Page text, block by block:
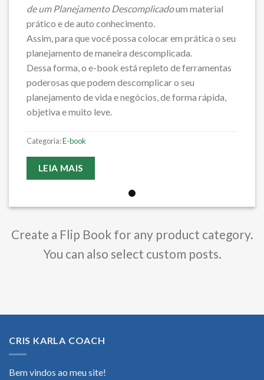
de um Planejamento Descomplicadoum material
prático e de auto conhecimento.
Assim, para que você possa colocar em prática o seu
planejamento de maneira descomplicada.
Dessa forma, o e-book está repleto de ferramentas
poderosas que podem descomplicar o seu
planejamento de vida e negócios, de forma rápida,
objetiva e muito leve.
Categoria:E-book
LEIA MAIS
Create a Flip Book for any product category.
You can also select custom posts.
CRIS KARLA COACH
Bem vindos ao meu site!